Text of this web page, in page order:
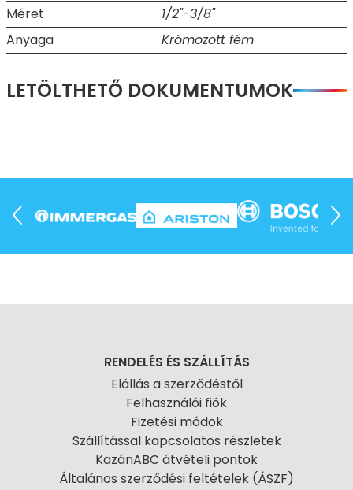
Méret
1/2"-3/8"
Anyaga
Krómozott fém
LETÖLTHETŐ DOKUMENTUMOK
RENDELÉS ÉS SZÁLLÍTÁS
Elállás a szerződéstől
Felhasználói fiók
Fizetési módok
Szállítással kapcsolatos részletek
KazánABC átvételi pontok
Általános szerződési feltételek (ÁSZF)